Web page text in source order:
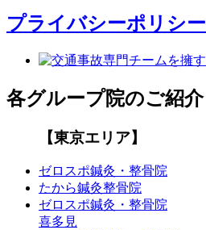
プライバシーポリシー
各グループ院のご紹介
【東京エリア】
ゼロスポ鍼灸・整骨院
たから鍼灸整骨院
ゼロスポ鍼灸・整骨院
喜多見